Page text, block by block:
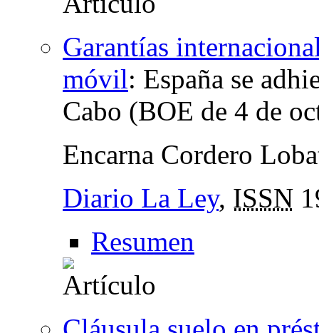
Garantías
móvil: España se
Cabo (BOE de 4 de
Encarna Cordero
Diario La Ley, ISSN
Resumen